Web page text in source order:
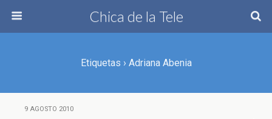
Chica de la Tele
Etiquetas › Adriana Abenia
9 AGOSTO 2010